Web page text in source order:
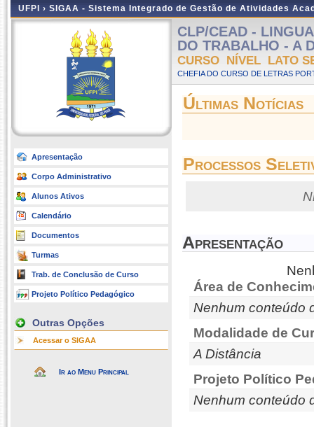
UFPI › SIGAA - Sistema Integrado de Gestão de Atividades
Apresentação
Corpo Administrativo
Alunos Ativos
Calendário
Documentos
Turmas
Trab. de Conclusão de Curso
Projeto Político Pedagógico
Outras Opções
Acessar o SIGAA
Ir ao Menu Principal
CLP/CEAD -
DO TRABALHO - A
CURSO NÍVEL LATO
CHEFIA DO CURSO DE LETRAS
Últimas Notícias
Processos
Apresentação
Área de
Nenhum conteúdo
Modalidade de
A Distância
Projeto Político
Nenhum conteúdo